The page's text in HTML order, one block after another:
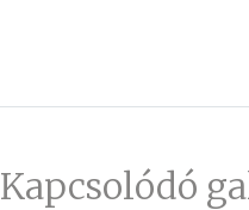
Kapcsolódó